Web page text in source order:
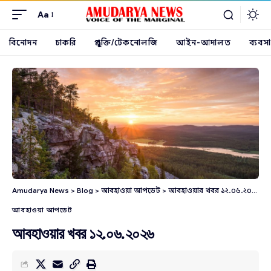
Aa
বিনোদন চাকরি প্রযুক্তি/টেকনোলজি আইন-আদালত ব্যবসা
Amudarya News > Blog > আবহাওয়া আপডেট > আবহাওয়ার খবর ১২.০৬.২০২৬
আবহাওয়া আপডেট
আবহাওয়ার খবর ১২.০৬.২০২৬